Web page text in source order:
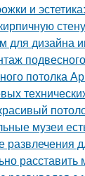
и
для дизайна
потолка
музеи
развлечения